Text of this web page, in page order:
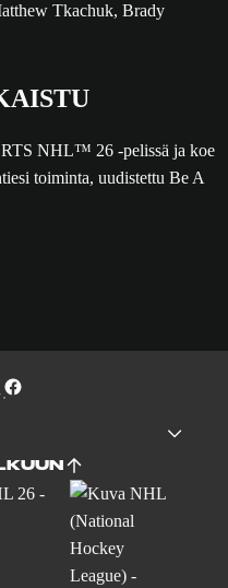
NHL™ 26 -pelissä ja koe
toiminta, uudistettu Be A